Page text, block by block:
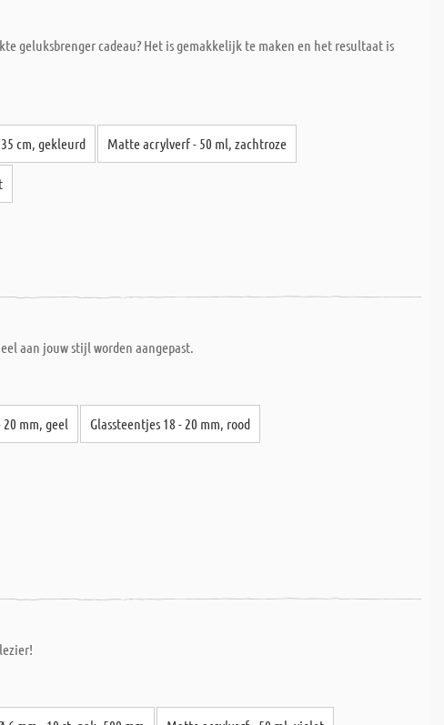
geluksbrenger cadeau? Het is gemakkelijk te maken en het resultaat is
cm, gekleurd Matte acrylverf - 50 ml, zachtroze
aan jouw stijl worden aangepast.
20 mm, geel Glassteentjes 18 - 20 mm, rood